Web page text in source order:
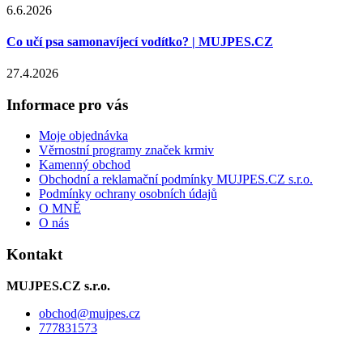
6.6.2026
Co učí psa samonavíjecí vodítko? | MUJPES.CZ
27.4.2026
Informace pro vás
Moje objednávka
Věrnostní programy značek krmiv
Kamenný obchod
Obchodní a reklamační podmínky MUJPES.CZ s.r.o.
Podmínky ochrany osobních údajů
O MNĚ
O nás
Kontakt
MUJPES.CZ s.r.o.
obchod@mujpes.cz
777831573